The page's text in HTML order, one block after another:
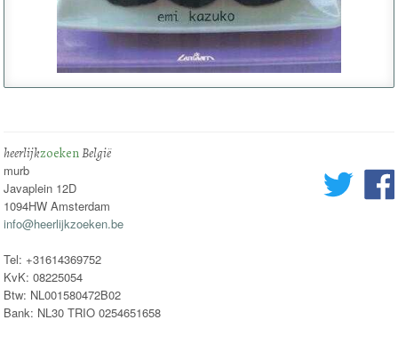
heerlijkzoekenBelgië
murb
Javaplein 12D
1094HW Amsterdam
info@heerlijkzoeken.be
Tel: +31614369752
KvK: 08225054
Btw: NL001580472B02
Bank: NL30 TRIO 0254651658